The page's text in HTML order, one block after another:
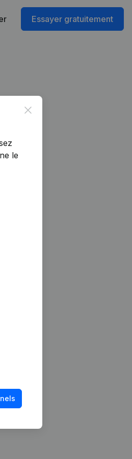
Essayer gratuitement
Close
le